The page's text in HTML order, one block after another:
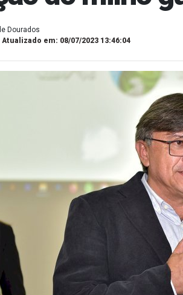
Dourados
em: 08/07/2023 13:46:04